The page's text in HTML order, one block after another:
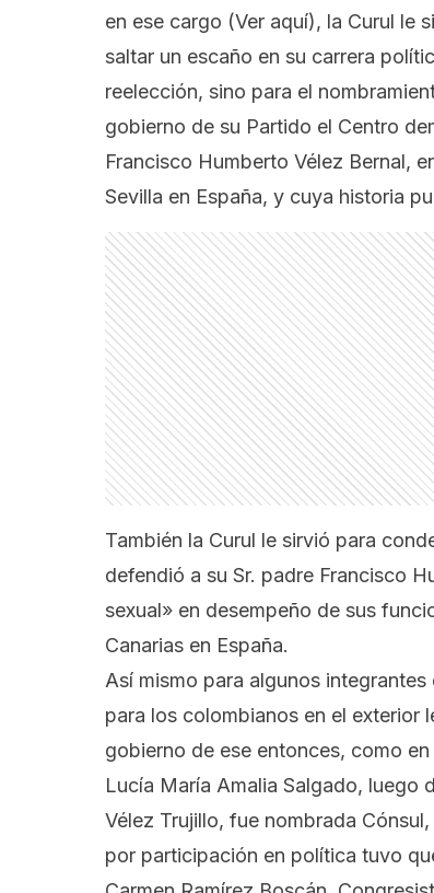
en ese cargo (Ver aquí), la Curul le
saltar un escaño en su carrera
reelección, sino para el
gobierno de su Partido el Centro
Francisco Humberto Vélez Bernal,
Sevilla en España, y cuya historia
También la Curul le sirvió para
defendió a su Sr. padre Francisco
sexual» en desempeño de sus
Canarias en España.
Así mismo para algunos
para los colombianos en el exterior
gobierno de ese entonces, como
Lucía María Amalia Salgado, luego
Vélez Trujillo, fue nombrada
por participación en política tuvo